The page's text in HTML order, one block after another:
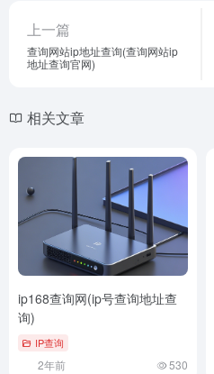
上一篇
查询网站ip地址查询(查询网站ip
地址查询官网)
相关文章
ip168查询网(ip号查询地址查
询)
IP查询
2年前 530